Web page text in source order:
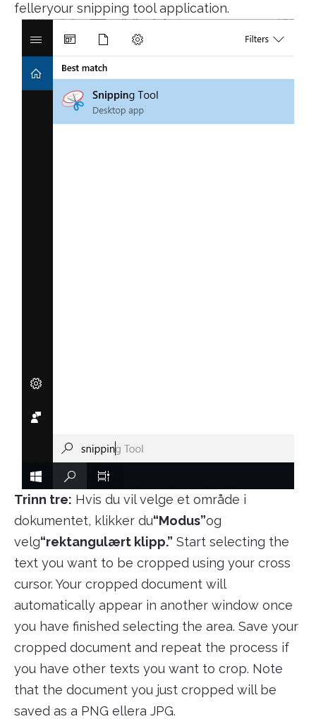
felleryour snipping tool application.
Trinn tre: Hvis du vil velge et område i
dokumentet, klikker du“Modus”og
velg“rektangulært klipp.” Start selecting the
text you want to be cropped using your cross
cursor. Your cropped document will
automatically appear in another window once
you have finished selecting the area. Save your
cropped document and repeat the process if
you have other texts you want to crop. Note
that the document you just cropped will be
saved as a PNG ellera JPG.